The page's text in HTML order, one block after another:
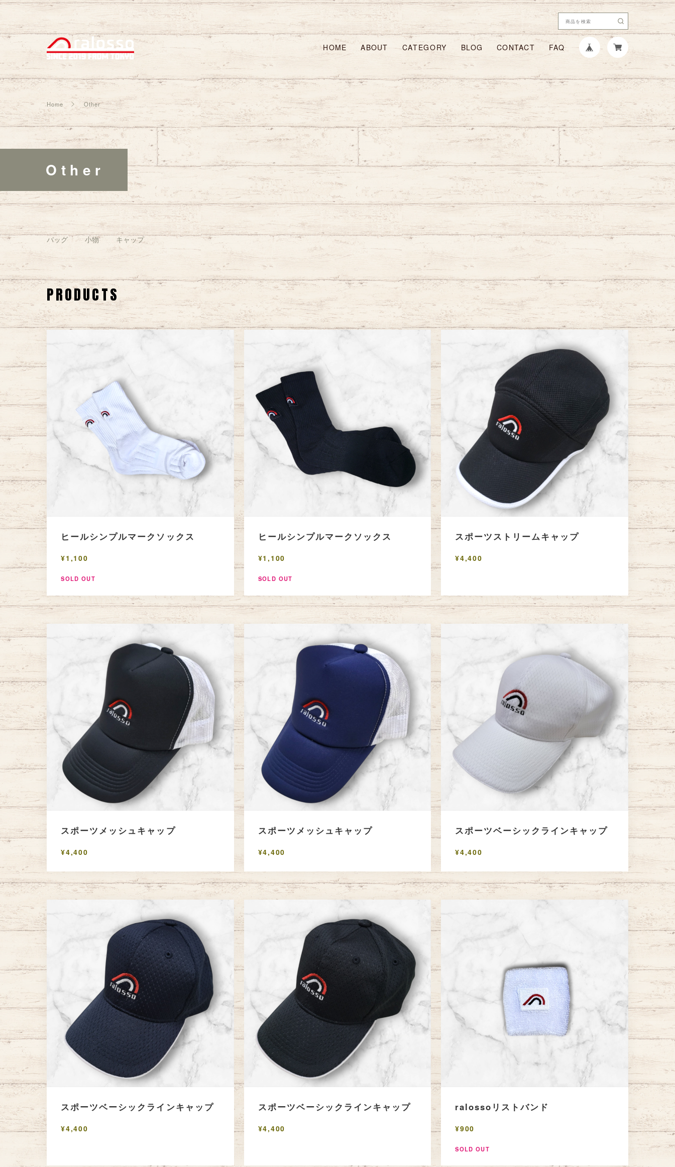
HOME ABOUT CATEGORY BLOG CONTACT FAQ
Home Other
Other
バッグ 小物 キャップ
PRODUCTS
ヒールシンプルマークソックス
¥1,100
SOLD OUT
ヒールシンプルマークソックス
¥1,100
SOLD OUT
スポーツストリームキャップ
¥4,400
スポーツメッシュキャップ
¥4,400
スポーツメッシュキャップ
¥4,400
スポーツベーシックラインキャップ
¥4,400
スポーツベーシックラインキャップ
¥4,400
スポーツベーシックラインキャップ
¥4,400
ralossoリストバンド
¥900
SOLD OUT